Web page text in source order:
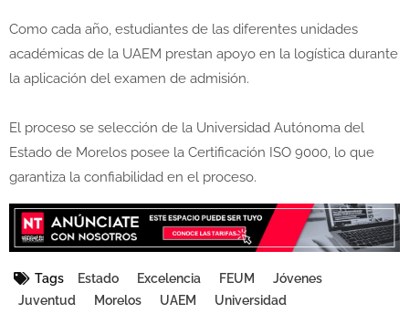
Como cada año, estudiantes de las diferentes unidades
académicas de la UAEM prestan apoyo en la logística durante
la aplicación del examen de admisión.
El proceso se selección de la Universidad Autónoma del
Estado de Morelos posee la Certificación ISO 9000, lo que
garantiza la confiabilidad en el proceso.
Tags Estado Excelencia FEUM
Jóvenes
Juventud
Morelos UAEM
Universidad